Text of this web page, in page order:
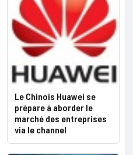
Le Chinois Huawei se
prépare à aborder le
marché des entreprises
via le channel